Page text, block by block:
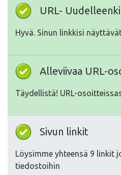
URL-
Hyvä. Sinun linkkisi
Alleviivaa URL-
Täydellistä! URL-
Sivun linkit
Löysimme yhteensä 9 linkit
tiedostoihin